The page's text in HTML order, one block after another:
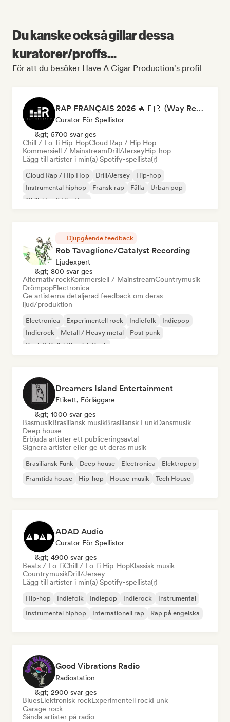
Du kanske också gillar dessa
kuratorer/proffs...
För att du besöker Have A Cigar Production's profil
RAP FRANÇAIS 2026 🔥🇫🇷 (Way Records)
Curator För Spellistor
&gt; 5700 svar ges
Chill / Lo-fi Hip-HopCloud Rap / Hip Hop
Kommersiell / MainstreamDrill/JerseyHip-hop
Lägg till artister i min(a) Spotify-spellista(r)
Cloud Rap / Hip Hop Drill/Jersey
Hip-hop
Instrumental hiphop
Fransk rap Fälla
Urban pop
Chill / Lo-fi Hip-Hop
Djupgående feedback
Rob Tavaglione/Catalyst Recording
Ljudexpert
&gt; 800 svar ges
Alternativ rockKommersiell / MainstreamCountrymusik
DrömpopElectronica
Ge artisterna detaljerad feedback om deras
ljud/produktion
Electronica Experimentell rock Indiefolk
Indiepop
Indierock
Metall / Heavy metal
Post punk
Rock & Roll / Klassisk Rock
Dreamers Island Entertainment
Etikett, Förläggare
&gt; 1000 svar ges
BasmusikBrasiliansk musikBrasiliansk FunkDansmusik
Deep house
Erbjuda artister ett publiceringsavtal
Signera artister eller ge ut deras musik
Brasiliansk Funk Deep house Electronica
Elektropop
Framtida house
Hip-hop House-musik Tech House
ADAD Audio
Curator För Spellistor
&gt; 4900 svar ges
Beats / Lo-fiChill / Lo-fi Hip-HopKlassisk musik
CountrymusikDrill/Jersey
Lägg till artister i min(a) Spotify-spellista(r)
Hip-hop Indiefolk Indiepop Indierock
Instrumental
Instrumental hiphop
Internationell rap Rap på engelska
Good Vibrations Radio
Radiostation
&gt; 2900 svar ges
BluesElektronisk rockExperimentell rockFunk
Garage rock
Sända artister på radio